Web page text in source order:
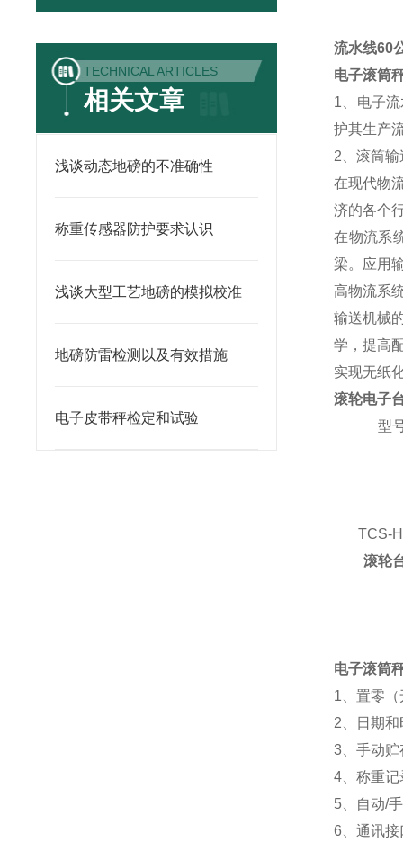
TECHNICAL ARTICLES
相关文章
浅谈动态地磅的不准确性
称重传感器防护要求认识
浅谈大型工艺地磅的模拟校准
地磅防雷检测以及有效措施
电子皮带秤检定和试验
流水线60
电子滚筒
1、电子
护其生产
2、滚筒
在现代物
济的各个
在物流系
梁。应用
高物流系
输送机械
学，提高
实现无纸
滚轮电子
型
TCS-
滚轮
电子滚筒
1、置零
2、日期
3、手动
4、称重
5、自动/
6、通讯